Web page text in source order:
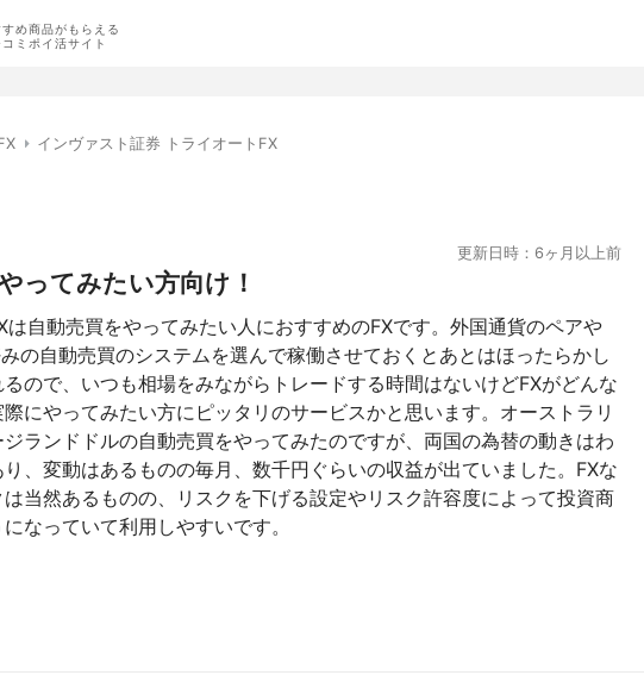
すめ商品がもらえる
コミポイ活サイト
インヴァスト証券 トライオートFX
更新日時：6ヶ月以上前
ってみたい方向け！
は自動売買をやってみたい人におすすめのFXです。外国通貨のペアや
の自動売買のシステムを選んで稼働させておくとあとはほったらかし
ので、いつも相場をみながらトレードする時間はないけどFXがどんな
にやってみたい方にピッタリのサービスかと思います。オーストラリ
ランドドルの自動売買をやってみたのですが、両国の為替の動きはわ
り、変動はあるものの毎月、数千円ぐらいの収益が出ていました。FXな
当然あるものの、リスクを下げる設定やリスク許容度によって投資商
なっていて利用しやすいです。